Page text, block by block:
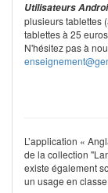
Utilisateurs
plusieurs tablettes
tablettes à 25
N'hésitez pas à
L’application «
de la collection
existe également
un usage en